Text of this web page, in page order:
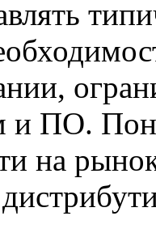
и ПО.
на